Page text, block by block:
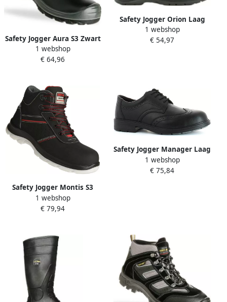
Safety Jogger Aura S3 Zwart
11.118.009.42
1 webshop
€ 64,96
Safety Jogger Orion Laag
S1P Marine Geel
00.118.054.46
1 webshop
€ 54,97
Safety Jogger Montis S3
Zwart 00.118.013.42
1 webshop
€ 79,94
Safety Jogger Manager Laag
S3 77.5157.52 Zwart
11.118.048.44
1 webshop
€ 75,84